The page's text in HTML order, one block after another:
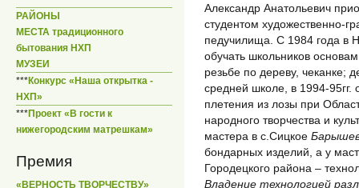
РАЙОНЫ
МЕСТА традиционного
бытования НХП
МУЗЕИ
***Конкурс «Наша открытка -
НХП»
***Проект «В гости к
нижегородским матрешкам»
Премия
«ВЕРНОСТЬ ТВОРЧЕСТВУ»
Александр Анатольевич
студентом художественно-
педучилища. С 1984 года в
обучать школьников
резьбе по дереву, чеканке;
средней школе, в 1994-
плетения из лозы при
народного творчества и
мастера в с.Сицкое
бондарных изделий, а у
Городецкого района –
Владение технологией